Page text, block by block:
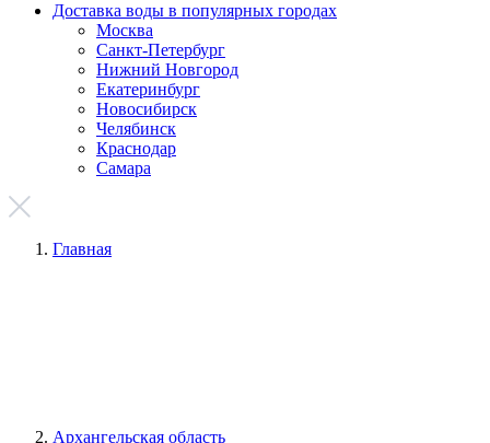
Доставка воды в популярных городах
Москва
Санкт-Петербург
Нижний Новгород
Екатеринбург
Новосибирск
Челябинск
Краснодар
Самара
Главная
Архангельская область